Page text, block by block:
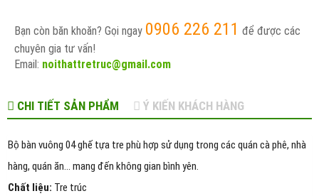
Bạn còn băn khoăn? Gọi ngay 0906 226 211 để được các
chuyên gia tư vấn!
Email: noithattretruc@gmail.com
CHI TIẾT SẢN PHẨM Ý KIẾN KHÁCH HÀNG
Bộ bàn vuông 04 ghế tựa tre phù hợp sử dụng trong các quán cà phê, nhà
hàng, quán ăn… mang đến không gian bình yên.
Chất liệu: Tre trúc